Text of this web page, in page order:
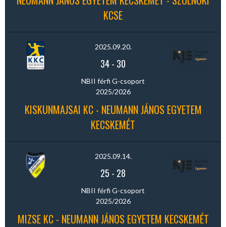
KCSE
2025.09.20.
34- 30
NBII férfi G-csoport
2025/2026
KISKUNMAJSAI KC - NEUMANN JÁNOS EGYETEM
KECSKEMÉT
2025.09.14.
25 - 28
NBII férfi G-csoport
2025/2026
MIZSE KC - NEUMANN JÁNOS EGYETEM KECSKEMÉT